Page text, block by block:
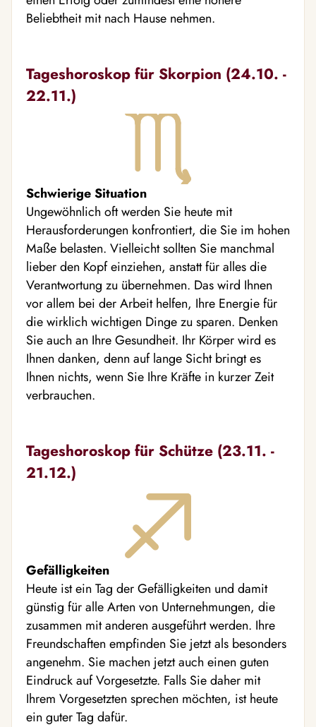
Beliebtheit mit nach Hause nehmen.
Tageshoroskop für Skorpion (24.10. -
22.11.)
Schwierige Situation
Ungewöhnlich oft werden Sie heute mit
Herausforderungen konfrontiert, die Sie im hohen
Maße belasten. Vielleicht sollten Sie manchmal
lieber den Kopf einziehen, anstatt für alles die
Verantwortung zu übernehmen. Das wird Ihnen
vor allem bei der Arbeit helfen, Ihre Energie für
die wirklich wichtigen Dinge zu sparen. Denken
Sie auch an Ihre Gesundheit. Ihr Körper wird es
Ihnen danken, denn auf lange Sicht bringt es
Ihnen nichts, wenn Sie Ihre Kräfte in kurzer Zeit
verbrauchen.
Tageshoroskop für Schütze (23.11. -
21.12.)
Gefälligkeiten
Heute ist ein Tag der Gefälligkeiten und damit
günstig für alle Arten von Unternehmungen, die
zusammen mit anderen ausgeführt werden. Ihre
Freundschaften empfinden Sie jetzt als besonders
angenehm. Sie machen jetzt auch einen guten
Eindruck auf Vorgesetzte. Falls Sie daher mit
Ihrem Vorgesetzten sprechen möchten, ist heute
ein guter Tag dafür.